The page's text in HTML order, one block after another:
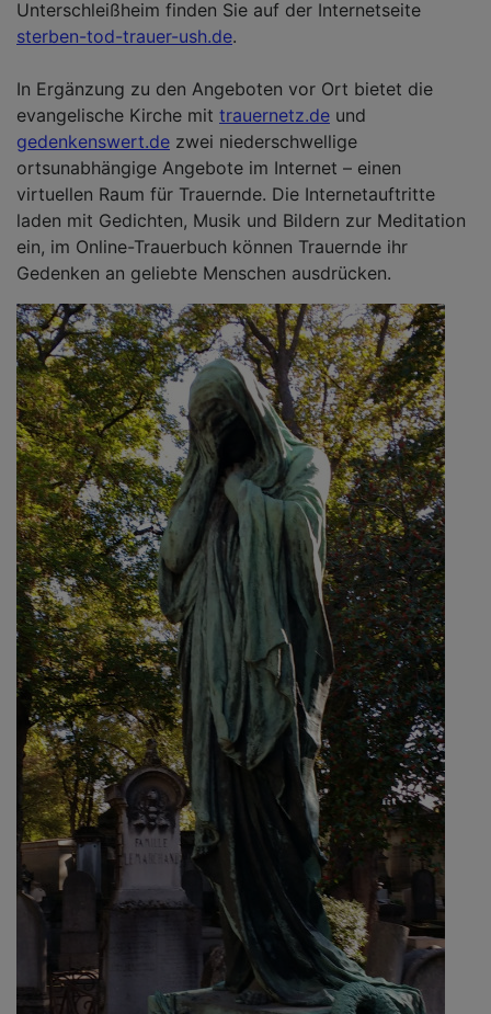
Unterschleißheim finden Sie auf der Internetseite
sterben-tod-trauer-ush.de.
In Ergänzung zu den Angeboten vor Ort bietet die
evangelische Kirche mit trauernetz.de und
gedenkenswert.de zwei niederschwellige
ortsunabhängige Angebote im Internet – einen
virtuellen Raum für Trauernde. Die Internetauftritte
laden mit Gedichten, Musik und Bildern zur Meditation
ein, im Online-Trauerbuch können Trauernde ihr
Gedenken an geliebte Menschen ausdrücken.